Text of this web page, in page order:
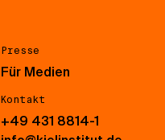
Presse
Für Medien
Kontakt
+49 431 8814-1